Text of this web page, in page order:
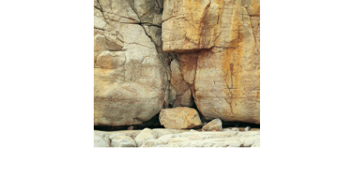
羅
馬
書
《十
四
課》
數
量